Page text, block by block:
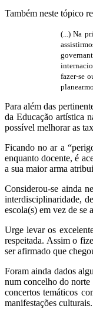
Também neste tópico
(...) Na
fazer-se
Para além das
da Educação artística
possível melhorar as
Ficando no ar a
enquanto docente, é
a sua maior arma
Considerou-se ainda
interdisciplinaridade,
escola(s) em vez de se
Urge levar os
respeitada. Assim o
ser afirmado que
Foram ainda dados
num concelho do norte
concertos temáticos
manifestações culturais.